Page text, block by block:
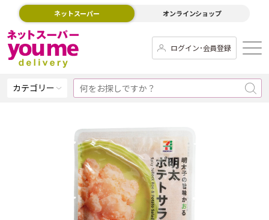
ネットスーパー オンラインショップ
ログイン･会員登録
カテゴリー